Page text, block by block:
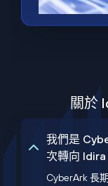
關於
我們是
次轉向 Idira
CyberArk 長